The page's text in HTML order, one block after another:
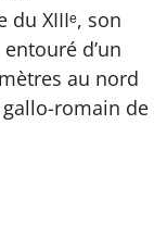
XIIIᵉ, son
d’un
au nord
romain de